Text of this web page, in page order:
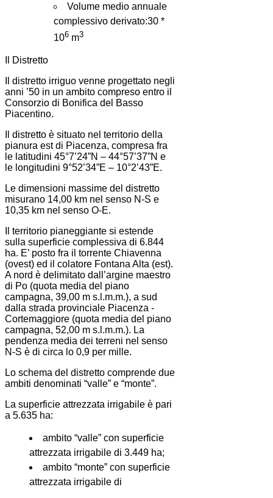
Volume medio annuale
complessivo derivato:30 *
106 m3
Il Distretto
Il distretto irriguo venne progettato negli
anni ’50 in un ambito compreso entro il
Consorzio di Bonifica del Basso
Piacentino.
Il distretto è situato nel territorio della
pianura est di Piacenza, compresa fra
le latitudini 45°7’24”N – 44°57’37”N e
le longitudini 9°52’34”E – 10°2’43”E.
Le dimensioni massime del distretto
misurano 14,00 km nel senso N-S e
10,35 km nel senso O-E.
Il territorio pianeggiante si estende
sulla superficie complessiva di 6.844
ha. E’ posto fra il torrente Chiavenna
(ovest) ed il colatore Fontana Alta (est).
A nord è delimitato dall’argine maestro
di Po (quota media del piano
campagna, 39,00 m s.l.m.m.), a sud
dalla strada provinciale Piacenza -
Cortemaggiore (quota media del piano
campagna, 52,00 m s.l.m.m.). La
pendenza media dei terreni nel senso
N-S è di circa lo 0,9 per mille.
Lo schema del distretto comprende due
ambiti denominati “valle” e “monte”.
La superficie attrezzata irrigabile è pari
a 5.635 ha:
ambito “valle” con superficie
attrezzata irrigabile di 3.449 ha;
ambito “monte” con superficie
attrezzata irrigabile di